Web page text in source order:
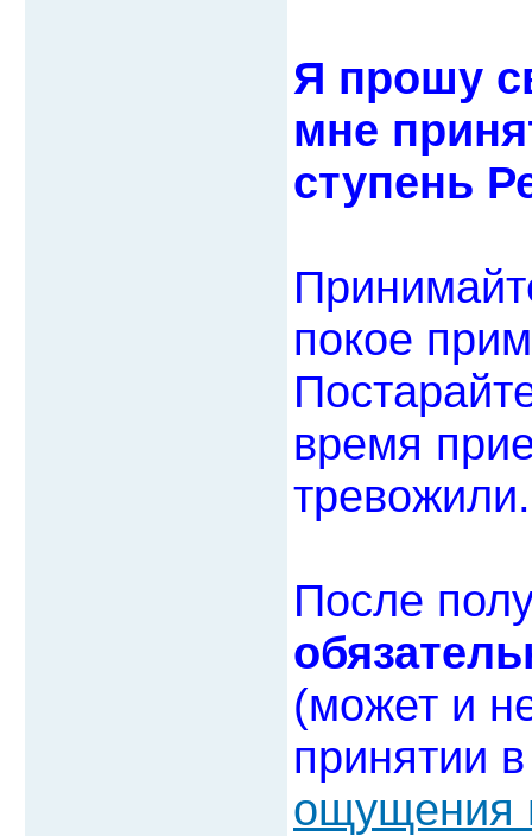
Я прошу
мне
ступень
покое
время
тревожили.
После
(может и
принятии
ощущения